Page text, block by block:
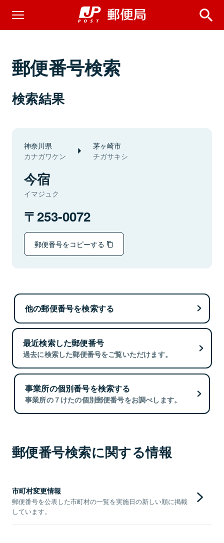
郵便番号検索
検索結果
神奈川県
カナガワケン
茅ヶ崎市
チガサキシ
今宿
イマジュク
253-0072
郵便番号をコピーする
他の郵便番号を検索する
最近検索した郵便番号
過去に検索した郵便番号をご覧いただけます。
事業所の個別番号を検索する
事業所の７けたの個別郵便番号をお調べします。
郵便番号検索に関する情報
市町村変更情報
郵便番号を公表した市町村の一覧を実施日の新しい順に掲載
しています。